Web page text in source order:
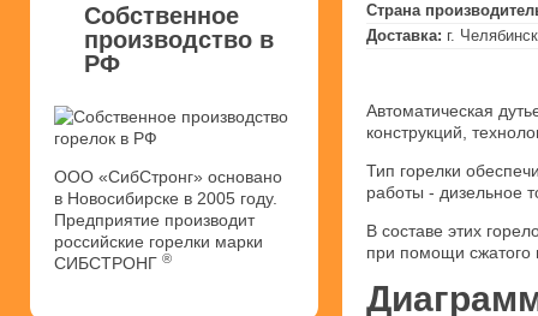
Страна
Доставка: г. Челябинск
Автоматическая
конструкций,
Тип горелки
работы - дизельное
В составе этих
при помощи сжатого
Собственное
производство в
РФ
ООО «СибСтронг» основано
в Новосибирске в 2005 году.
Предприятие производит
российские горелки марки
СИБСТРОНГ ®